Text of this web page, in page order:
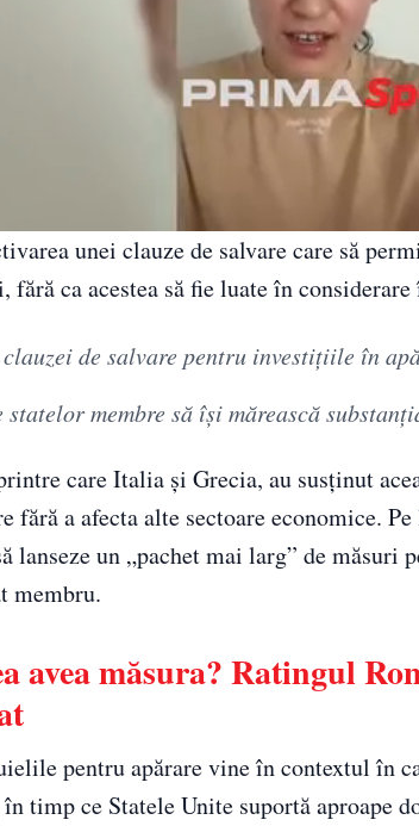
unei clauze de salvare care să
fără ca acestea să fie luate în
de salvare pentru investițiile în
membre să își mărească
care Italia și Grecia, au susținut
fără a afecta alte sectoare economice.
lanseze un „pachet mai larg” de
membru.
avea măsura? Ratingul
pentru apărare vine în contextul în
în timp ce Statele Unite suportă aproape